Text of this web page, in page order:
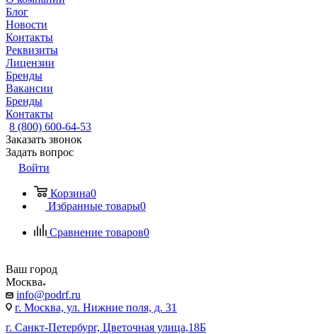
Блог
Новости
Контакты
Реквизиты
Лицензии
Бренды
Вакансии
Бренды
Контакты
8 (800) 600-64-53
Заказать звонок
Задать вопрос
Войти
Корзина0
Избранные товары0
Сравнение товаров0
Ваш город
Москва
info@podrf.ru
г. Москва, ул. Нижние поля, д. 31
г. Санкт-Петербург, Цветочная улица,18Б